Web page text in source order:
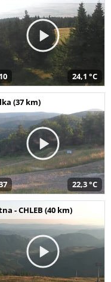
24,1 °C
(37 km)
22,3 °C
- CHLEB (40 km)